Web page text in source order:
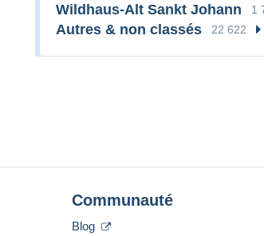
Wildhaus-Alt Sankt Johann 1
Autres & non classés 22 622
Communauté
Blog